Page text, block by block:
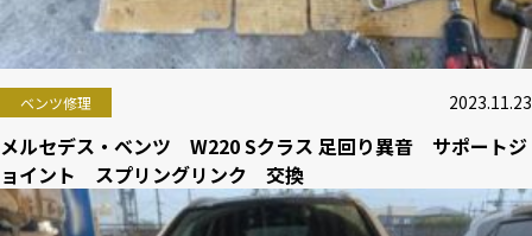
ベンツ修理 2023.11.23
メルセデス・ベンツ W220 Sクラス 足回り異音 サポートジ
ョイント スプリングリンク 交換